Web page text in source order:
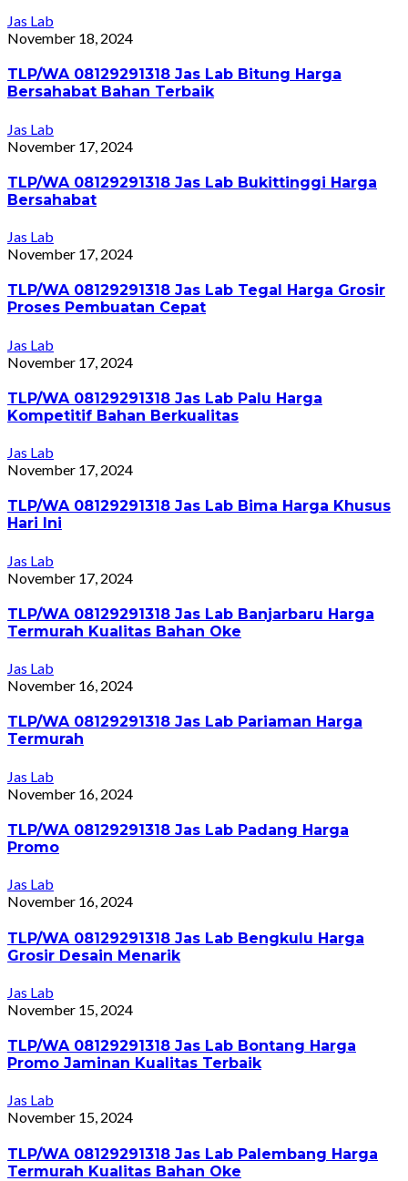
Jas Lab
November 18, 2024
TLP/WA 08129291318 Jas Lab Bitung Harga
Bersahabat Bahan Terbaik
Jas Lab
November 17, 2024
TLP/WA 08129291318 Jas Lab Bukittinggi Harga
Bersahabat
Jas Lab
November 17, 2024
TLP/WA 08129291318 Jas Lab Tegal Harga Grosir
Proses Pembuatan Cepat
Jas Lab
November 17, 2024
TLP/WA 08129291318 Jas Lab Palu Harga
Kompetitif Bahan Berkualitas
Jas Lab
November 17, 2024
TLP/WA 08129291318 Jas Lab Bima Harga Khusus
Hari Ini
Jas Lab
November 17, 2024
TLP/WA 08129291318 Jas Lab Banjarbaru Harga
Termurah Kualitas Bahan Oke
Jas Lab
November 16, 2024
TLP/WA 08129291318 Jas Lab Pariaman Harga
Termurah
Jas Lab
November 16, 2024
TLP/WA 08129291318 Jas Lab Padang Harga
Promo
Jas Lab
November 16, 2024
TLP/WA 08129291318 Jas Lab Bengkulu Harga
Grosir Desain Menarik
Jas Lab
November 15, 2024
TLP/WA 08129291318 Jas Lab Bontang Harga
Promo Jaminan Kualitas Terbaik
Jas Lab
November 15, 2024
TLP/WA 08129291318 Jas Lab Palembang Harga
Termurah Kualitas Bahan Oke